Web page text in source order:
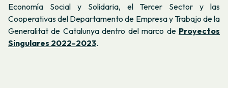
Economía Social y Solidaria, el Tercer Sector y las
Cooperativas del Departamento de Empresa y Trabajo de la
Generalitat de Catalunya dentro del marco de Proyectos
Singulares 2022-2023.